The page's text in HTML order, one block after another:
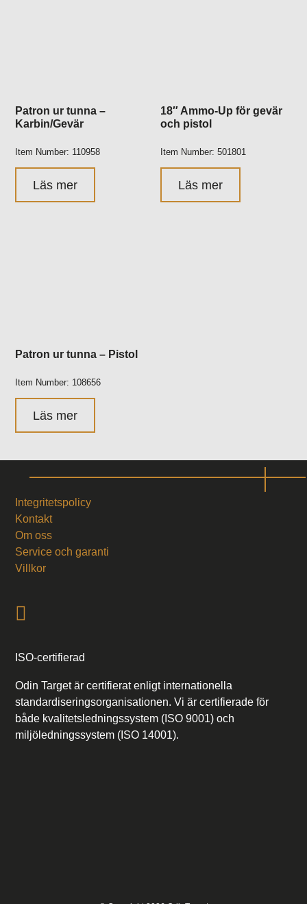
Patron ur tunna –
Karbin/Gevär
Item Number: 110958
Läs mer
18″ Ammo-Up för gevär
och pistol
Item Number: 501801
Läs mer
Patron ur tunna – Pistol
Item Number: 108656
Läs mer
Integritetspolicy
Kontakt
Om oss
Service och garanti
Villkor
ISO-certifierad
Odin Target är certifierat enligt internationella
standardiseringsorganisationen. Vi är certifierade för
både kvalitetsledningssystem (ISO 9001) och
miljöledningssystem (ISO 14001).